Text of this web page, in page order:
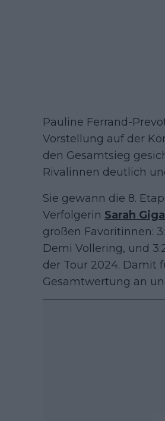
Pauline Ferrand-
Vorstellung auf der
den Gesamtsieg
Rivalinnen deutlich
Sie gewann die 8.
Verfolgerin Sarah
großen Favoritinnen:
Demi Vollering, und
der Tour 2024. Damit
Gesamtwertung an